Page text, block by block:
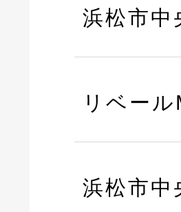
浜松市中
リベー
浜松市中